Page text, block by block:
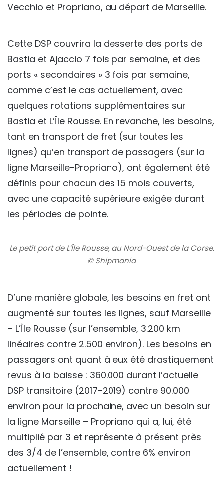
Vecchio et Propriano, au départ de Marseille.
Cette DSP couvrira la desserte des ports de
Bastia et Ajaccio 7 fois par semaine, et des
ports « secondaires » 3 fois par semaine,
comme c’est le cas actuellement, avec
quelques rotations supplémentaires sur
Bastia et L’Île Rousse. En revanche, les besoins,
tant en transport de fret (sur toutes les
lignes) qu’en transport de passagers (sur la
ligne Marseille-Propriano), ont également été
définis pour chacun des 15 mois couverts,
avec une capacité supérieure exigée durant
les périodes de pointe.
Le petit port de L’Île Rousse, au Nord-Ouest de la Corse.
© Shipmania
D’une manière globale, les besoins en fret ont
augmenté sur toutes les lignes, sauf Marseille
– L’Île Rousse (sur l’ensemble, 3.200 km
linéaires contre 2.500 environ). Les besoins en
passagers ont quant à eux été drastiquement
revus à la baisse : 360.000 durant l’actuelle
DSP transitoire (2017-2019) contre 90.000
environ pour la prochaine, avec un besoin sur
la ligne Marseille – Propriano qui a, lui, été
multiplié par 3 et représente à présent près
des 3/4 de l’ensemble, contre 6% environ
actuellement !